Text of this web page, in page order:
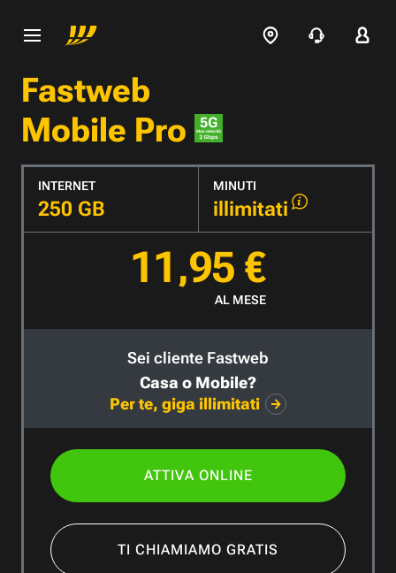
Fastweb
Mobile Pro
INTERNET
250 GB
MINUTI
illimitati
11,95 €
AL MESE
Sei cliente Fastweb
Casa o Mobile?
Per te, giga illimitati
ATTIVA ONLINE
TI CHIAMIAMO GRATIS